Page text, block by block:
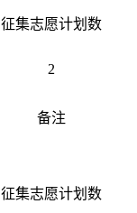
征集志愿计划数
2
备注
征集志愿计划数